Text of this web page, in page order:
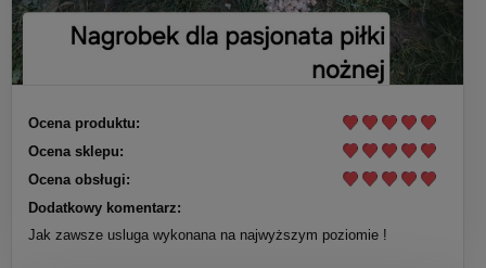
Ocena produktu:
Ocena sklepu:
Ocena obsługi:
Dodatkowy komentarz:
Jak zawsze usluga wykonana na najwyższym poziomie !